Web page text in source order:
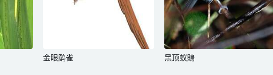
金眼鹛雀 黑顶蚁鵙